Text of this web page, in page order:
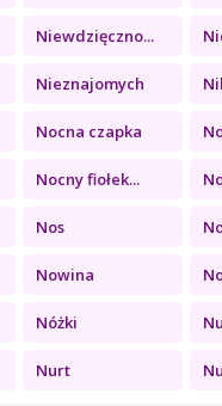
Niewdzięczno...
Nieznajomych
Nocna czapka
Nocny fiołek...
Nos
Nowina
Nóżki
Nurt